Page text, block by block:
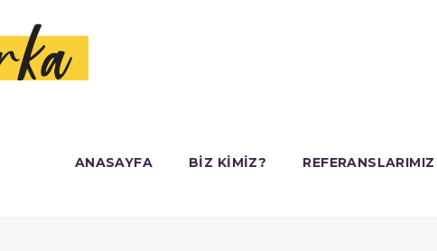
ANASAYFA BIZ KIMIZ? REFERANSLARIMIZ